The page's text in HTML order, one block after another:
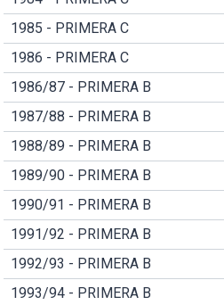
1985 - PRIMERA C
1986 - PRIMERA C
1986/87 - PRIMERA B
1987/88 - PRIMERA B
1988/89 - PRIMERA B
1989/90 - PRIMERA B
1990/91 - PRIMERA B
1991/92 - PRIMERA B
1992/93 - PRIMERA B
1993/94 - PRIMERA B